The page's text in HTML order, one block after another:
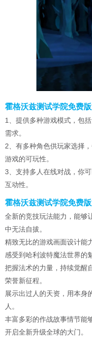
霍格沃兹测试学院免费
1、提供多种游戏模式，包
需求。
2、有多种角色供玩家选择
游戏的可玩性。
3、支持多人在线对战，你
互动性。
霍格沃兹测试学院免费
全新的竞技玩法能力，能够
中无法自拔。
精致无比的游戏画面设计能
感受到哈利波特魔法世界的
把握法术的力量，持续觉醒
荣誉新征程。
展示出过人的天资，用本身
人。
丰富多彩的作战故事情节能
开启全新升级全球的大门。